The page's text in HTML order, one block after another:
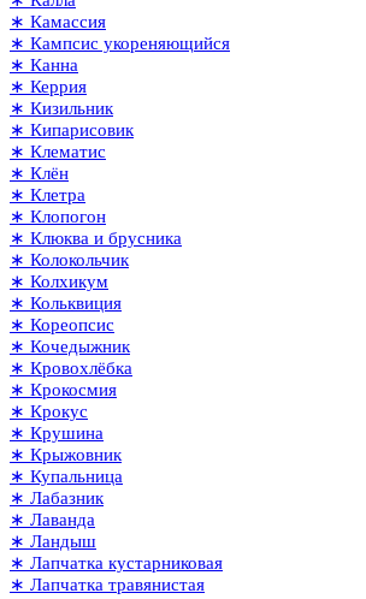
∗ Камассия
∗ Кампсис укореняющийся
∗ Канна
∗ Керрия
∗ Кизильник
∗ Кипарисовик
∗ Клематис
∗ Клён
∗ Клетра
∗ Клопогон
∗ Клюква и брусника
∗ Колокольчик
∗ Колхикум
∗ Кольквиция
∗ Кореопсис
∗ Кочедыжник
∗ Кровохлёбка
∗ Крокосмия
∗ Крокус
∗ Крушина
∗ Крыжовник
∗ Купальница
∗ Лабазник
∗ Лаванда
∗ Ландыш
∗ Лапчатка кустарниковая
∗ Лапчатка травянистая